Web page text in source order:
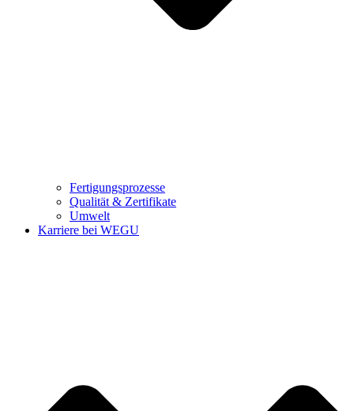
Fertigungsprozesse
Qualität & Zertifikate
Umwelt
Karriere bei WEGU